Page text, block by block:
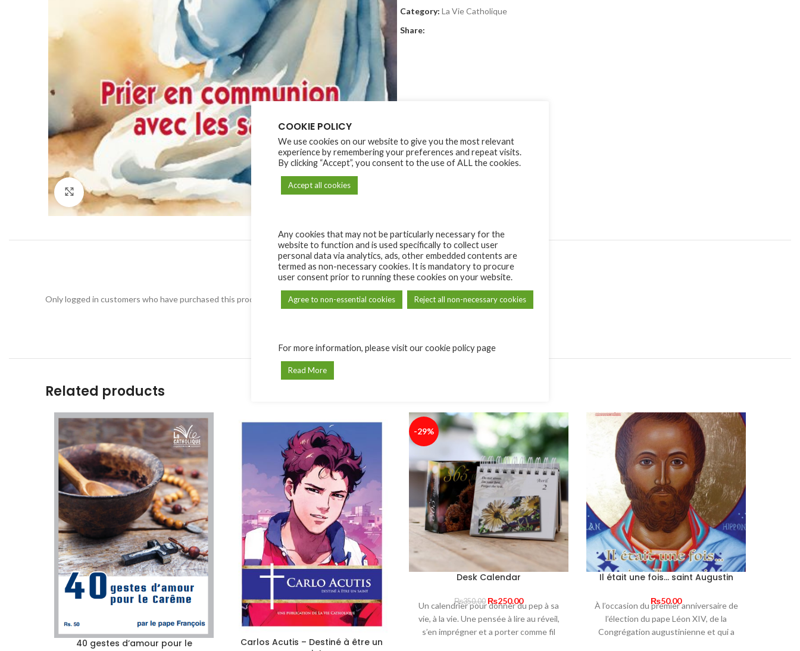
Click to enlarge
Category: La Vie Catholique
Share:
REVIEWS (0)
Reviews
Only logged in customers who have purchased this product may leave a review.
Related products
40 gestes d’amour pour le
Carlos Acutis – Destiné à être un
-29%
Desk Calendar
₨350.00 Original
price
was:
₨350.00.
₨250.00Current
price
is:
₨250.00.
Un calendrier pour donner du pep à sa
vie, à la vie. Une pensée à lire au réveil,
s’en imprégner et a porter comme fil
Il était une fois… saint Augustin
₨50.00
À l’occasion du premier anniversairede
l’élection du pape Léon XIV, de la
Congrégation augustinienneet qui a
COOKIE POLICY
We use cookies on our website to give you the most relevant
experience by remembering your preferences and repeat visits.
By clicking “Accept”, you consent to the use of ALL the cookies.
Accept all cookies
Any cookies that may not be particularly necessary for the
website to function and is used specifically to collect user
personal data via analytics, ads, other embedded contents are
termed as non-necessary cookies. It is mandatory to procure
user consent prior to running these cookies on your website.
Agree to non-essential cookies Reject all non-necessary cookies
For more information, please visit our cookie policy page
Read More